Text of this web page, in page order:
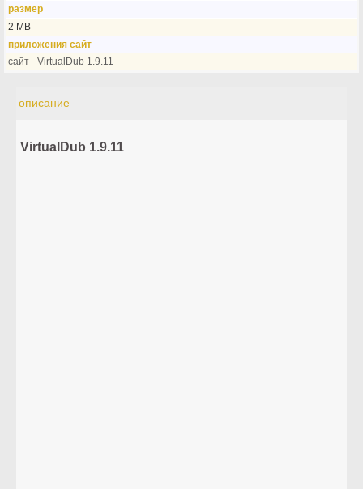
размер
2 MB
приложения сайт
сайт - VirtualDub 1.9.11
описание
VirtualDub 1.9.11